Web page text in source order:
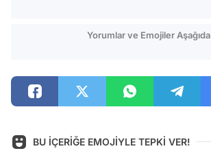
Yorumlar ve Emojiler Aşağıda
BU İÇERİĞE EMOJİYLE TEPKİ VER!